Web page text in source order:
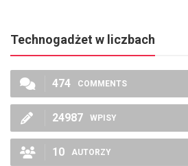
Technogadżet w liczbach
474 COMMENTS
24987 WPISY
10 AUTORZY